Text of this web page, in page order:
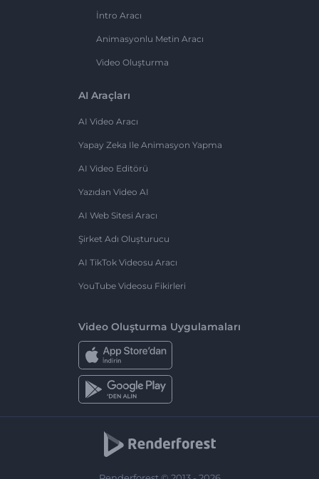
İntro Aracı
Animasyonlu Metin Aracı
Video Oluşturma
AI Araçları
AI Video Aracı
Yapay Zeka Ile Animasyon Yapma
AI Video Editörü
Yazıdan Video AI
AI Web Sitesi Aracı
Şirket Adı Oluşturucu
AI TikTok Videosu Aracı
YouTube Videosu Fikirleri
Video Oluşturma Uygulamaları